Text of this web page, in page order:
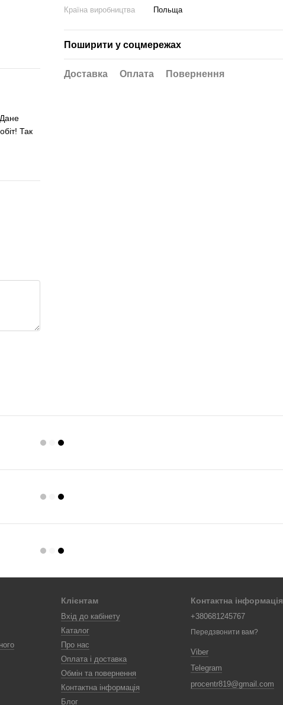
Так
Країна виробництва
Польща
Поширити у соцмережах
Доставка Оплата Повернення
Клієнтам
Вхід до кабінету
Каталог
Про нас
Оплата і доставка
Обмін та повернення
Контактна інформація
Блог
Контактна інформація
+380681245767
Передзвонити вам?
Viber
Telegram
procentr819@gmail.com